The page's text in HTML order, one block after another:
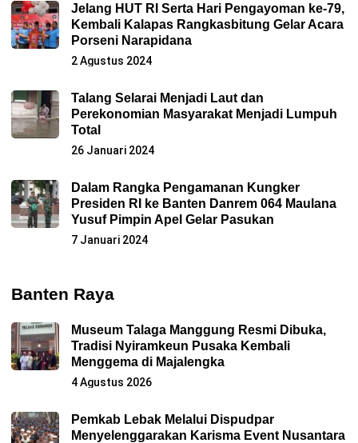
Jelang HUT RI Serta Hari Pengayoman ke-79,
Kembali Kalapas Rangkasbitung Gelar Acara
Porseni Narapidana
2 Agustus 2024
Talang Selarai Menjadi Laut dan
Perekonomian Masyarakat Menjadi Lumpuh
Total
26 Januari 2024
Dalam Rangka Pengamanan Kungker
Presiden RI ke Banten Danrem 064 Maulana
Yusuf Pimpin Apel Gelar Pasukan
7 Januari 2024
Banten Raya
Museum Talaga Manggung Resmi Dibuka,
Tradisi Nyiramkeun Pusaka Kembali
Menggema di Majalengka
4 Agustus 2026
Pemkab Lebak Melalui Dispudpar
Menyelenggarakan Karisma Event Nusantara